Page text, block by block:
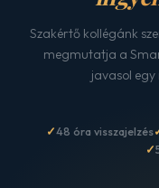
Szakértő kollégánk
megmutatja a
javasol egy
48 óra visszajelzés